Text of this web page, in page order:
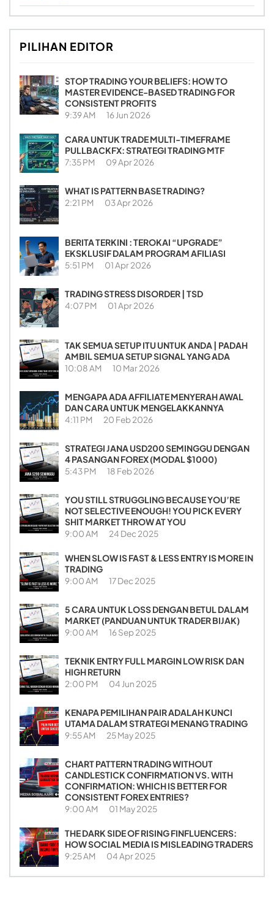
PILIHAN EDITOR
STOP TRADING YOUR BELIEFS: HOW TO
MASTER EVIDENCE-BASED TRADING FOR
CONSISTENT PROFITS
9:39 AM 16 Jun 2026
CARA UNTUK TRADE MULTI-TIMEFRAME
PULLBACKFX: STRATEGI TRADING MTF
7:35 PM 09 Apr 2026
WHAT IS PATTERN BASE TRADING?
2:21 PM 03 Apr 2026
BERITA TERKINI : TEROKAI “UPGRADE”
EKSKLUSIF DALAM PROGRAM AFILIASI
5:51 PM 01 Apr 2026
TRADING STRESS DISORDER | TSD
4:07 PM 01 Apr 2026
TAK SEMUA SETUP ITU UNTUK ANDA | PADAH
AMBIL SEMUA SETUP SIGNAL YANG ADA
10:08 AM 10 Mar 2026
MENGAPA ADA AFFILIATE MENYERAH AWAL
DAN CARA UNTUK MENGELAKKANNYA
4:11 PM 20 Feb 2026
STRATEGI JANA USD200 SEMINGGU DENGAN
4 PASANGAN FOREX (MODAL $1000)
5:43 PM 18 Feb 2026
YOU STILL STRUGGLING BECAUSE YOU’RE
NOT SELECTIVE ENOUGH! YOU PICK EVERY
SHIT MARKET THROW AT YOU
9:00 AM 24 Dec 2025
WHEN SLOW IS FAST & LESS ENTRY IS MORE IN
TRADING
9:00 AM 17 Dec 2025
5 CARA UNTUK LOSS DENGAN BETUL DALAM
MARKET (PANDUAN UNTUK TRADER BIJAK)
9:00 AM 16 Sep 2025
TEKNIK ENTRY FULL MARGIN LOW RISK DAN
HIGH RETURN
2:00 PM 04 Jun 2025
KENAPA PEMILIHAN PAIR ADALAH KUNCI
UTAMA DALAM STRATEGI MENANG TRADING
9:55 AM 25 May 2025
CHART PATTERN TRADING WITHOUT
CANDLESTICK CONFIRMATION VS. WITH
CONFIRMATION: WHICH IS BETTER FOR
CONSISTENT FOREX ENTRIES?
9:00 AM 01 May 2025
THE DARK SIDE OF RISING FINFLUENCERS:
HOW SOCIAL MEDIA IS MISLEADING TRADERS
9:25 AM 04 Apr 2025